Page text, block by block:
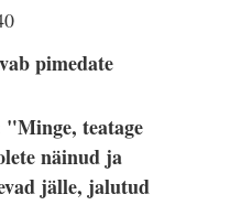
pimedate
"Minge, teatage
näinud ja
jälle, jalutud